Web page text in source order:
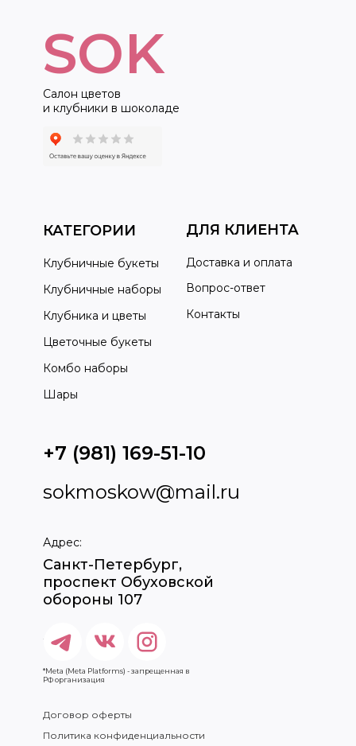
Салон цветов
и клубники в шоколаде
КАТЕГОРИИ ДЛЯ КЛИЕНТА
Клубничные букеты
Доставка и оплата
Вопрос-ответ
Контакты
Клубничные наборы
Клубника и цветы
Цветочные букеты
Комбо наборы
Шары
Политика конфиденциальности
Договор оферты
SOK
+7 (981) 169-51-10
sokmoskow@mail.ru
Адрес:
Санкт-Петербург,
проспект Обуховской
обороны 107
*Meta (Meta Platforms) - запрещенная в
РФ организация